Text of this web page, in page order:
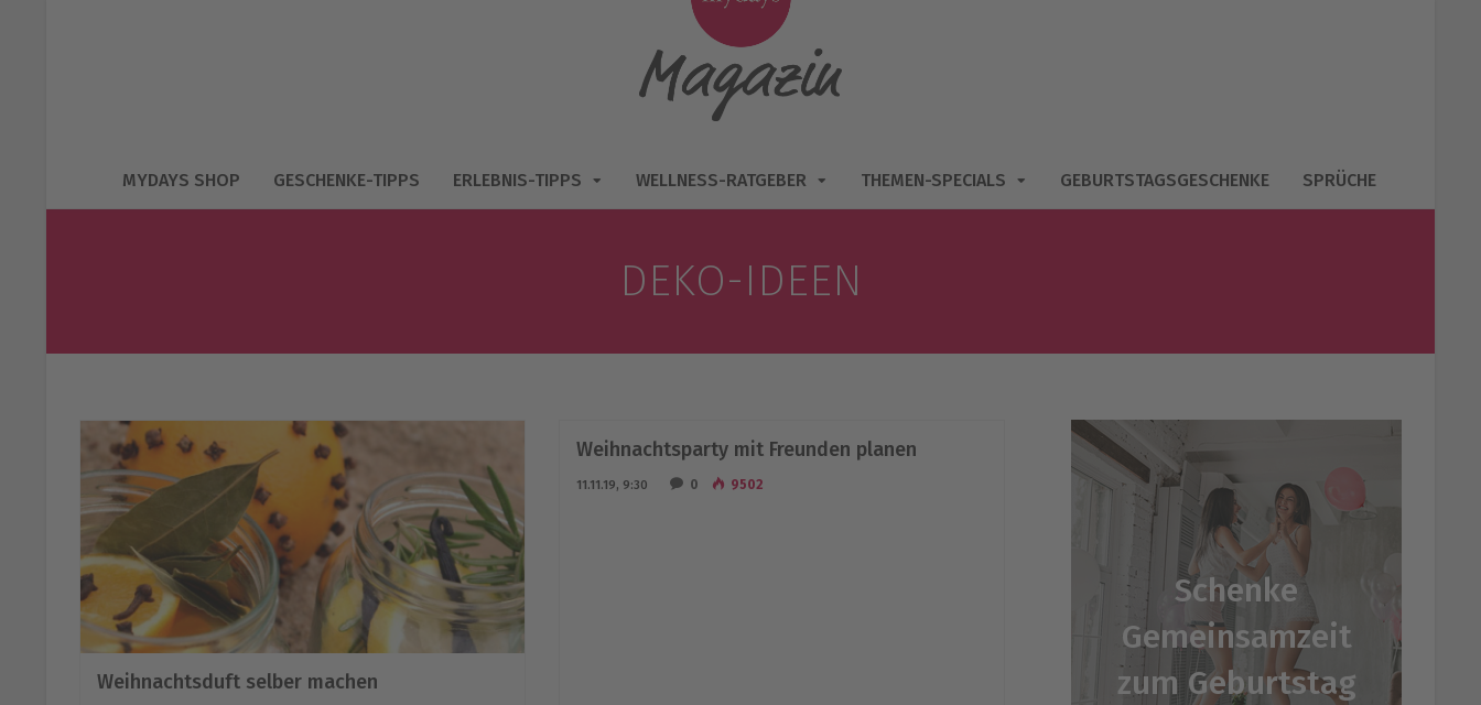
MYDAYS SHOP GESCHENKE-TIPPS ERLEBNIS-TIPPS WELLNESS-RATGEBER THEMEN-SPECIALS GEBURTSTAGSGESCHENKE SPRÜCHE
DEKO-IDEEN
Weihnachtsduft selber machen
Weihnachtsparty mit Freunden planen
11.11.19, 9:30 0 9502
Schenke
Gemeinsamzeit
zum Geburtstag